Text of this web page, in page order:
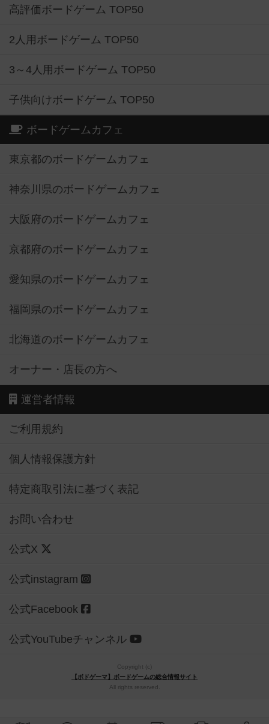
高評価ボードゲーム TOP50
2人用ボードゲーム TOP50
3～4人用ボードゲーム TOP50
子供向けボードゲーム TOP50
ボードゲームカフェ
東京都のボードゲームカフェ
神奈川県のボードゲームカフェ
大阪府のボードゲームカフェ
京都府のボードゲームカフェ
愛知県のボードゲームカフェ
福岡県のボードゲームカフェ
北海道のボードゲームカフェ
オーナー・店長の方へ
運営者情報
ご利用規約
個人情報保護方針
特定商取引法に基づく表記
お問い合わせ
公式X
公式instagram
公式Facebook
公式YouTubeチャンネル
Copyright (c)
【ボドゲーマ】ボードゲームの総合情報サイト
All rights reserved.